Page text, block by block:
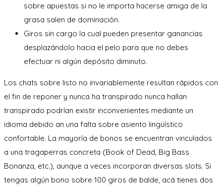
sobre apuestas si no le importa hacerse amiga de la
grasa salen de dominación.
Giros sin cargo la cual pueden presentar ganancias
desplazándolo hacia el pelo para que no debes
efectuar ni algún depósito diminuto.
Los chats sobre listo no invariablemente resultan rápidos con
el fin de reponer y nunca ha transpirado nunca hallan
transpirado podrían existir inconvenientes mediante un
idioma debido an una falta sobre asiento lingüístico
confortable. La mayoría de bonos se encuentran vinculados
a una tragaperras concreta (Book of Dead, Big Bass
Bonanza, etc.), aunque a veces incorporan diversas slots. Si
tengas algún bono sobre 100 giros de balde, acá tienes dos